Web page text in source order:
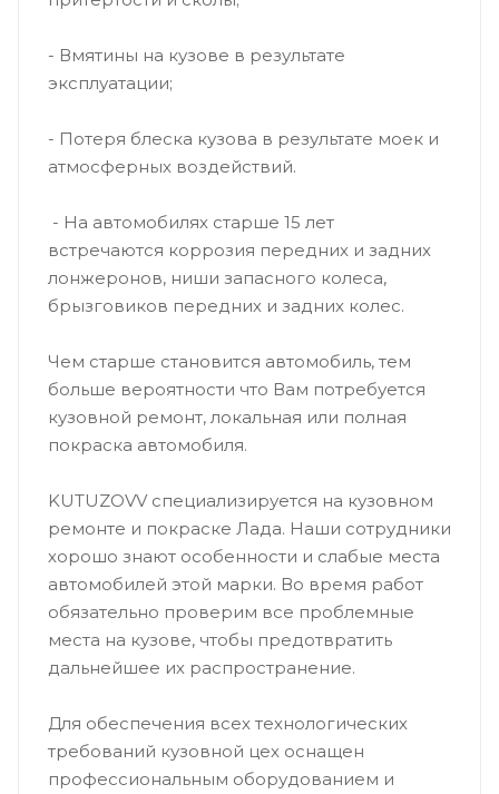
- Вмятины на кузове в результате
эксплуатации;
- Потеря блеска кузова в результате моек и
атмосферных воздействий.
- На автомобилях старше 15 лет
встречаются коррозия передних и задних
лонжеронов, ниши запасного колеса,
брызговиков передних и задних колес.
Чем старше становится автомобиль, тем
больше вероятности что Вам потребуется
кузовной ремонт, локальная или полная
покраска автомобиля.
KUTUZOVV специализируется на кузовном
ремонте и покраске Лада. Наши сотрудники
хорошо знают особенности и слабые места
автомобилей этой марки. Во время работ
обязательно проверим все проблемные
места на кузове, чтобы предотвратить
дальнейшее их распространение.
Для обеспечения всех технологических
требований кузовной цех оснащен
профессиональным оборудованием и